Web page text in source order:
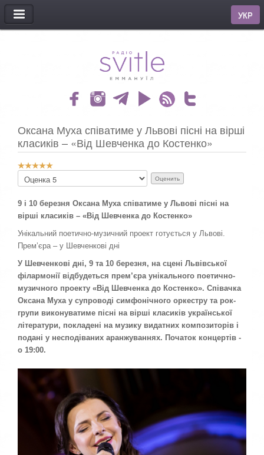
МЕНЮ
УКР
Оксана Муха співатиме у Львові пісні на вірші
класиків – «Від Шевченка до Костенко»
Р
й
т
г
:
/
5
о
а
л
у
й
с
т
а
,
о
ц
е
н
и
е
9 і 10 березня Оксана Муха співатиме у Львові пісні на
вірші класиків – «Від Шевченка до Костенко»
Унікальний поетично-музичний проект готується у Львові.
Прем’єра – у Шевченкові дні
У Шевченкові дні, 9 та 10 березня, на сцені Львівської
філармонії відбудеться прем’єра унікального поетично-
музичного проекту «Від Шевченка до Костенко». Співачка
Оксана Муха у супроводі симфонічного оркестру та рок-
групи виконуватиме пісні на вірші класиків української
літератури, покладені на музику видатних композиторів і
подані у несподіваних аранжуваннях. Початок концертів -
о 19:00.